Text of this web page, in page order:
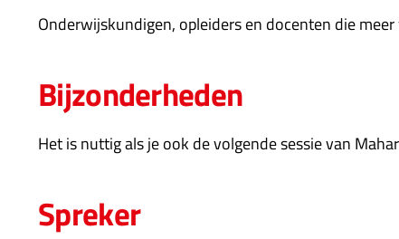
Onderwijskundigen, opleiders en docenten die
Bijzonderheden
Het is nuttig als je ook de volgende sessie van
Spreker